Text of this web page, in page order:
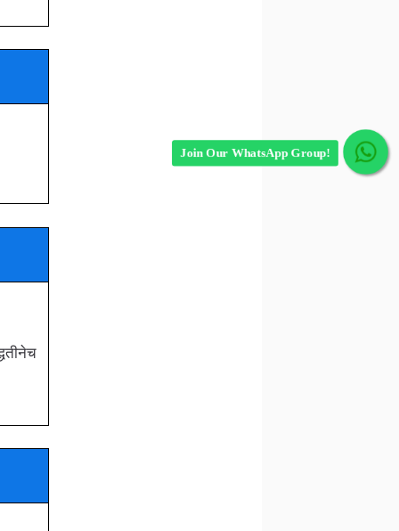
Join Our WhatsApp Group!